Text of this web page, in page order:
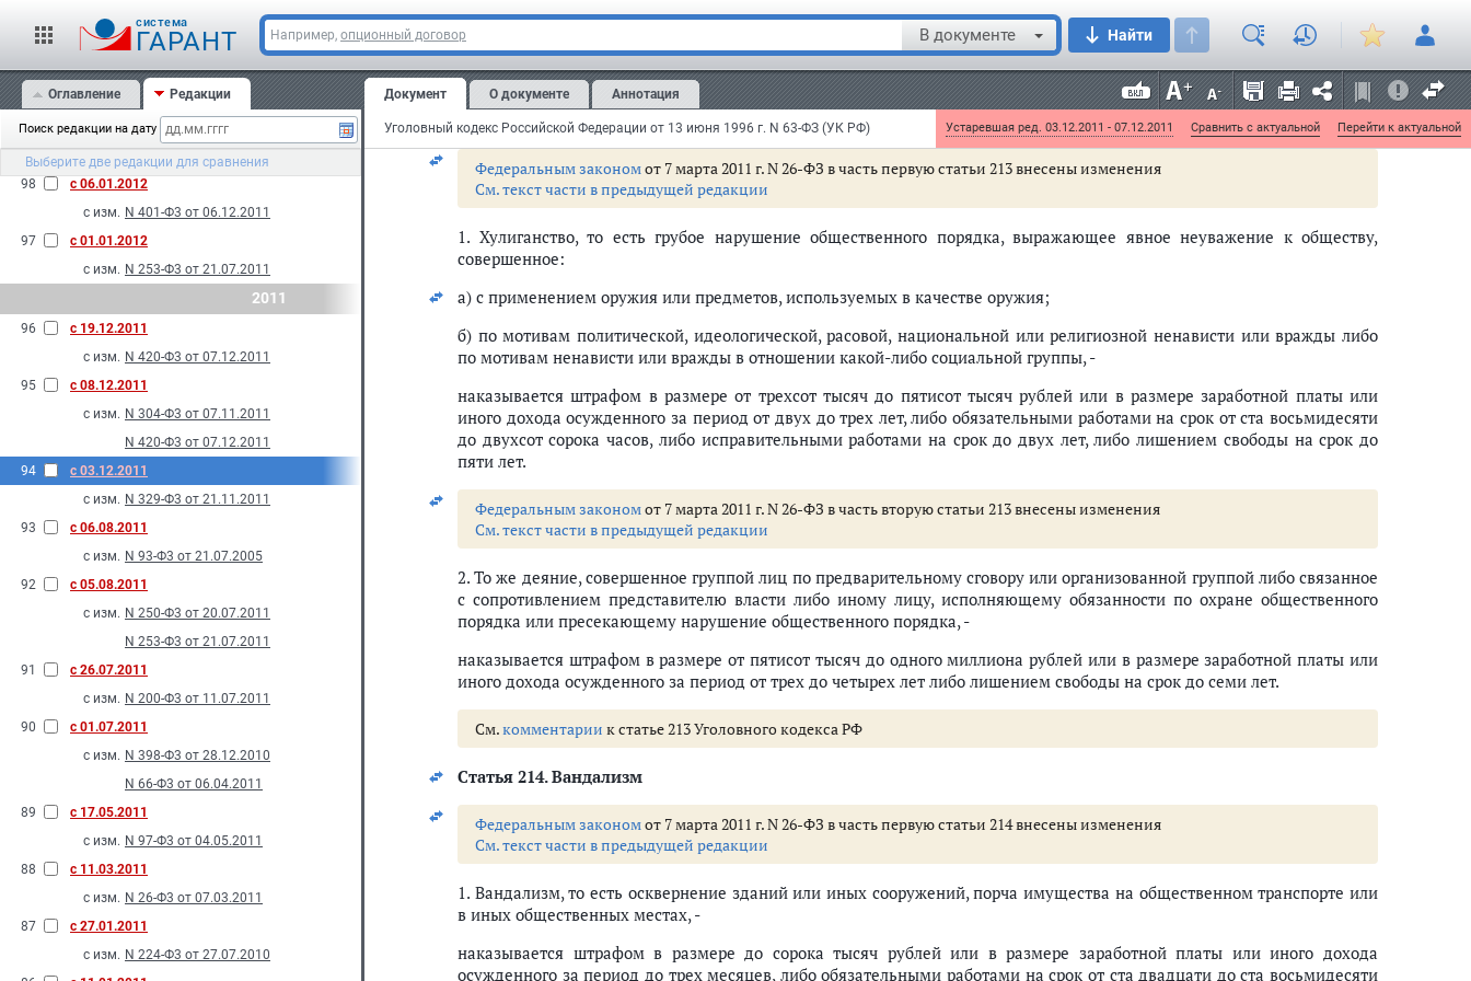
cистема
ГАРАНТ Например, опционный договор В документе Найти
Оглавление Редакции
Поиск редакции на дату
Выберите две редакции для сравнения
с изм.
N 54-Ф3 от 05.06.2012
100
с 02.03.2012
с изм.
N 18-Ф3 от 01.03.2012
99
с 01.03.2012
с изм. N 14-Ф3 от 29.02.2012
98
с 06.01.2012
с изм. N 401-Ф3 от 06.12.2011
97
с 01.01.2012
с изм. N 253-Ф3 от 21.07.2011
2011
96
с 19.12.2011
с изм. N 420-Ф3 от 07.12.2011
95
с 08.12.2011
с изм. N 304-Ф3 от 07.11.2011
N 420-Ф3 от 07.12.2011
94
с 03.12.2011
с изм. N 329-Ф3 от 21.11.2011
93
с 06.08.2011
с изм. N 93-Ф3 от 21.07.2005
92
с 05.08.2011
с изм. N 250-Ф3 от 20.07.2011
N 253-Ф3 от 21.07.2011
91
с 26.07.2011
с изм. N 200-Ф3 от 11.07.2011
90
с 01.07.2011
с изм. N 398-Ф3 от 28.12.2010
N 66-Ф3 от 06.04.2011
89
с 17.05.2011
с изм. N 97-Ф3 от 04.05.2011
88
с 11.03.2011
с изм. N 26-Ф3 от 07.03.2011
87
с 27.01.2011
с изм. N 224-Ф3 от 27.07.2010
Документ О документе Аннотация
Уголовный кодекс Российской Федерации от 13 июня 1996 г. N 63-ФЗ (УК РФ) Устаревшая ред. 03.12.2011 - 07.12.2011 Сравнить с актуальной Перейти к актуальной
Статья 213.
О судебной практике по уголовным делам о хулиганстве и иных преступлениях, совершенных из хулиганских
побуждений см.постановлениеПленума Верховного Суда РФ от 15 ноября 2007 г. N 45
Федеральным закономот 7 марта 2011 г. N 26-ФЗ в часть первую статьи 213 внесены изменения
См. текст части в предыдущей редакции
1. Хулиганство, то есть грубое нарушение общественного порядка, выражающее явное неуважение к обществу,
совершенное:
а) с применением оружия или предметов, используемых в качестве оружия;
б) по мотивам политической, идеологической, расовой, национальной или религиозной ненависти или вражды либо
по мотивам ненависти или вражды в отношении какой-либо социальной группы, -
наказывается штрафом в размере от трехсот тысяч до пятисот тысяч рублей или в размере заработной платы или
иного дохода осужденного за период от двух до трех лет, либо обязательными работами на срок от ста восьмидесяти
до двухсот сорока часов, либо исправительными работами на срок до двух лет, либо лишением свободы на срок до
пяти лет.
Федеральным закономот 7 марта 2011 г. N 26-ФЗ в часть вторую статьи 213 внесены изменения
См. текст части в предыдущей редакции
2. То же деяние, совершенное группой лиц по предварительному сговору или организованной группой либо связанное
с сопротивлением представителю власти либо иному лицу, исполняющему обязанности по охране общественного
порядка или пресекающему нарушение общественного порядка, -
наказывается штрафом в размере от пятисот тысяч до одного миллиона рублей или в размере заработной платы или
иного дохода осужденного за период от трех до четырех лет либо лишением свободы на срок до семи лет.
См.комментарии к статье 213 Уголовного кодекса РФ
Статья 214.Вандализм
Федеральным закономот 7 марта 2011 г. N 26-ФЗ в часть первую статьи 214 внесены изменения
См. текст части в предыдущей редакции
1. Вандализм, то есть осквернение зданий или иных сооружений, порча имущества на общественном транспорте или
в иных общественных местах, -
наказывается штрафом в размере до сорока тысяч рублей или в размере заработной платы или иного дохода
осужденного за период до трех месяцев, либо обязательными работами на срок от ста двадцати до ста восьмидесяти